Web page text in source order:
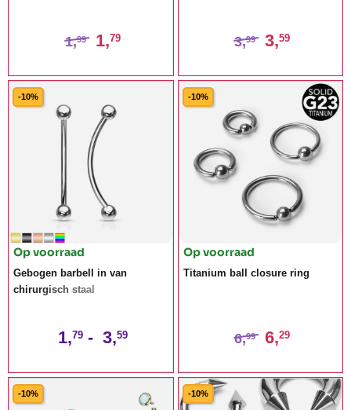
1,99 1,79 3,99 3,59
-10%
Op voorraad
Gebogen barbell in van
chirurgisch staal
1,79 - 3,59
-10%
Op voorraad
Titanium ball closure ring
6,99 6,29
-10% -10%